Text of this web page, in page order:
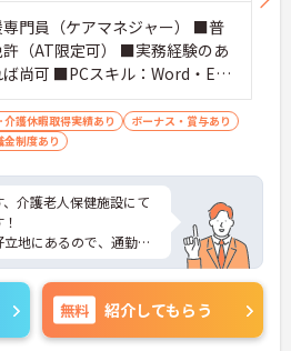
門員（ケアマネジャー） ■普
許（AT限定可） ■実務経験のあ
ば尚可 ■PCスキル：Word・Exc
介護休暇取得実績あり
ボーナス・賞与あり
金制度あり
介護老人保健施設にて
地にあるので、通勤に
、ライフステージに応
ことができます◎
介護職までお問い合わ
無料 紹介してもらう